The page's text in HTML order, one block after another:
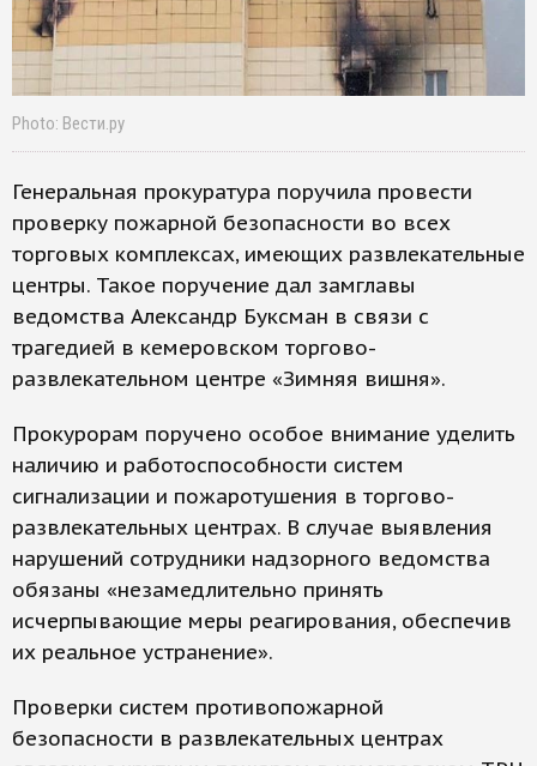
Photo: Вести.ру
Генеральная прокуратура поручила провести
проверку пожарной безопасности во всех
торговых комплексах, имеющих развлекательные
центры. Такое поручение дал замглавы
ведомства Александр Буксман в связи с
трагедией в кемеровском торгово-
развлекательном центре «Зимняя вишня».
Прокурорам поручено особое внимание уделить
наличию и работоспособности систем
сигнализации и пожаротушения в торгово-
развлекательных центрах. В случае выявления
нарушений сотрудники надзорного ведомства
обязаны «незамедлительно принять
исчерпывающие меры реагирования, обеспечив
их реальное устранение».
Проверки систем противопожарной
безопасности в развлекательных центрах